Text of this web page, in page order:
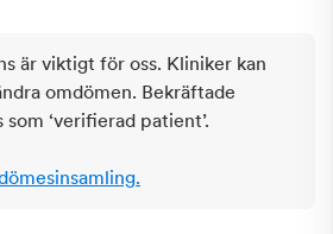
är viktigt för oss. Kliniker kan
omdömen. Bekräftade
‘verifierad patient’.